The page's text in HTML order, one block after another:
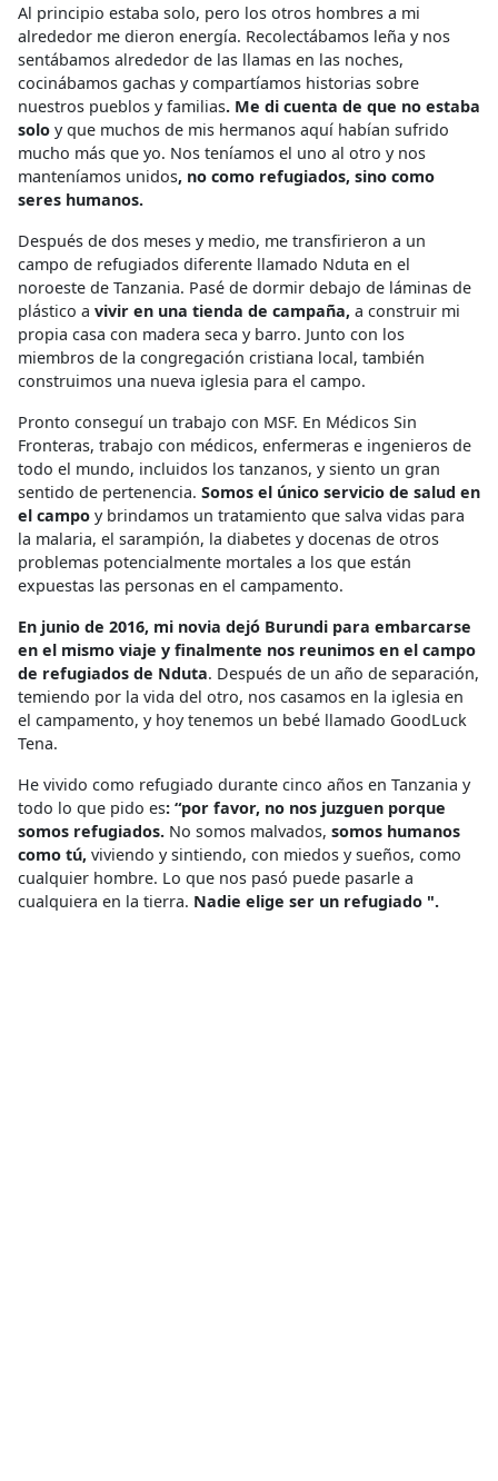
Al principio estaba solo, pero los otros hombres a mi
alrededor me dieron energía. Recolectábamos leña y nos
sentábamos alrededor de las llamas en las noches,
cocinábamos gachas y compartíamos historias sobre
nuestros pueblos y familias. Me di cuenta de que no estaba
solo y que muchos de mis hermanos aquí habían sufrido
mucho más que yo. Nos teníamos el uno al otro y nos
manteníamos unidos, no como refugiados, sino como
seres humanos.
Después de dos meses y medio, me transfirieron a un
campo de refugiados diferente llamado Nduta en el
noroeste de Tanzania. Pasé de dormir debajo de láminas de
plástico a vivir en una tienda de campaña, a construir mi
propia casa con madera seca y barro. Junto con los
miembros de la congregación cristiana local, también
construimos una nueva iglesia para el campo.
Pronto conseguí un trabajo con MSF. En Médicos Sin
Fronteras, trabajo con médicos, enfermeras e ingenieros de
todo el mundo, incluidos los tanzanos, y siento un gran
sentido de pertenencia. Somos el único servicio de salud en
el campo y brindamos un tratamiento que salva vidas para
la malaria, el sarampión, la diabetes y docenas de otros
problemas potencialmente mortales a los que están
expuestas las personas en el campamento.
En junio de 2016, mi novia dejó Burundi para embarcarse
en el mismo viaje y finalmente nos reunimos en el campo
de refugiados de Nduta. Después de un año de separación,
temiendo por la vida del otro, nos casamos en la iglesia en
el campamento, y hoy tenemos un bebé llamado GoodLuck
Tena.
He vivido como refugiado durante cinco años en Tanzania y
todo lo que pido es: “por favor, no nos juzguen porque
somos refugiados. No somos malvados, somos humanos
como tú, viviendo y sintiendo, con miedos y sueños, como
cualquier hombre. Lo que nos pasó puede pasarle a
cualquiera en la tierra. Nadie elige ser un refugiado ".